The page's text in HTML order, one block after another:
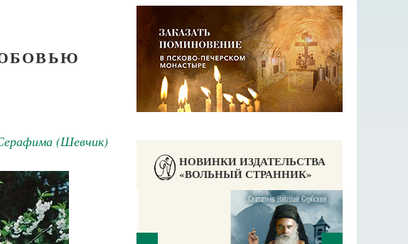
(Шевчик)
НОВИНКИ ИЗДАТЕЛЬСТВА
«ВОЛЬНЫЙ СТРАННИК»